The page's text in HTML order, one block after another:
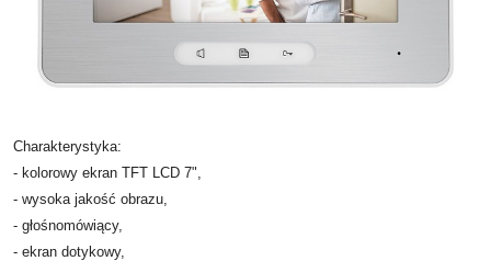
Charakterystyka:
- kolorowy ekran TFT LCD 7",
- wysoka jakość obrazu,
- głośnomówiący,
- ekran dotykowy,